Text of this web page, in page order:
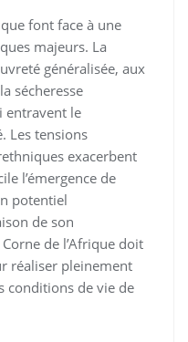
font face à une
majeurs. La
généralisée, aux
sécheresse
entravent le
Les tensions
exacerbent
l’émergence de
potentiel
de son
de l’Afrique doit
réaliser pleinement
conditions de vie de